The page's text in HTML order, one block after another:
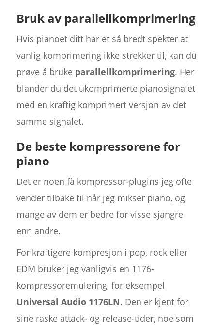
Bruk av parallellkomprimering
Hvis pianoet ditt har et så bredt spekter at
vanlig komprimering ikke strekker til, kan du
prøve å bruke parallellkomprimering. Her
blander du det ukomprimerte pianosignalet
med en kraftig komprimert versjon av det
samme signalet.
De beste kompressorene for
piano
Det er noen få kompressor-plugins jeg ofte
vender tilbake til når jeg mikser piano, og
mange av dem er bedre for visse sjangre
enn andre.
For kraftigere kompresjon i pop, rock eller
EDM bruker jeg vanligvis en 1176-
kompressoremulering, for eksempel
Universal Audio 1176LN. Den er kjent for
sine raske attack- og release-tider, noe som